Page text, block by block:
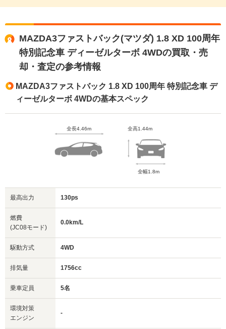
MAZDA3ファストバック(マツダ) 1.8 XD 100周年
特別記念車 ディーゼルターボ 4WDの買取・売
却・査定の参考情報
MAZDA3ファストバック 1.8 XD 100周年 特別記念車 デ
ィーゼルターボ 4WDの基本スペック
全長4.46m 全高1.44m
全幅1.8m
最高出力 130ps
燃費
(JC08モード)
0.0km/L
駆動方式 4WD
排気量 1756cc
乗車定員 5名
環境対策
エンジン
-